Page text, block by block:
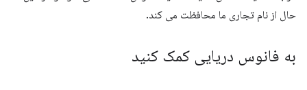
حال از نام تجاری ما محافظت می کند.
به فانوس دریایی کمک کنید